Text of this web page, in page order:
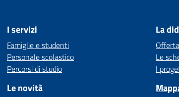
I servizi
Famiglie e studenti
Personale scolastico
Percorsi di studio
Le novità
La
Le
I